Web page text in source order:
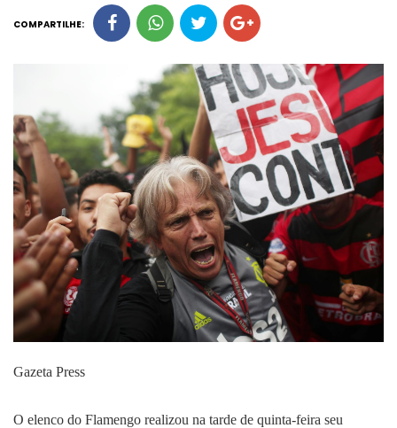
COMPARTILHE:
Gazeta Press
O elenco do Flamengo realizou na tarde de quinta-feira seu